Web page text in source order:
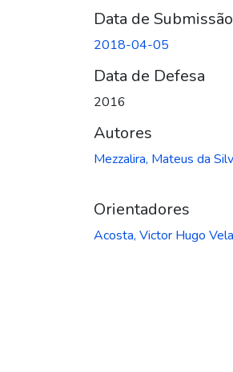
Data de Submissão
2018-04-05
Data de Defesa
2016
Autores
Mezzalira, Mateus da
Orientadores
Acosta, Victor Hugo